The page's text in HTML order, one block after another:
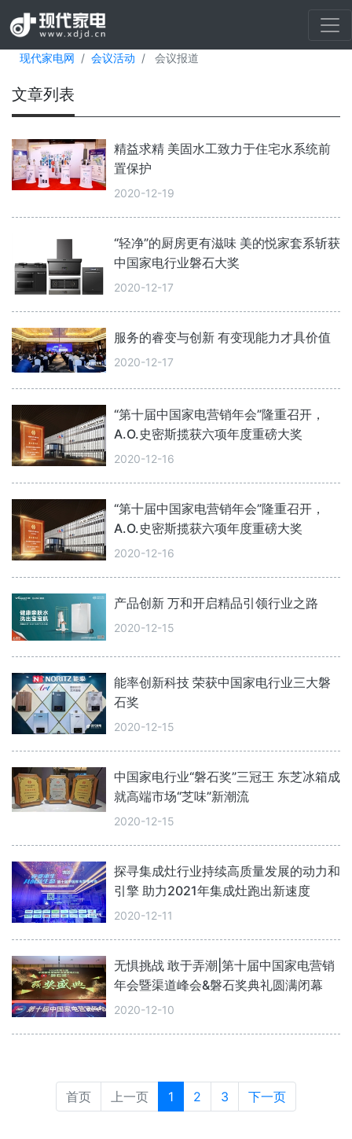
现代家电网 会议活动 会议报道
文章列表
精益求精 美固水工致力于住宅水系统前
置保护
2020-12-19
“轻净”的厨房更有滋味 美的悦家套系斩获
中国家电行业磐石大奖
2020-12-17
服务的睿变与创新 有变现能力才具价值
2020-12-17
“第十届中国家电营销年会”隆重召开，
A.O.史密斯揽获六项年度重磅大奖
2020-12-16
“第十届中国家电营销年会”隆重召开，
A.O.史密斯揽获六项年度重磅大奖
2020-12-16
产品创新 万和开启精品引领行业之路
2020-12-15
能率创新科技 荣获中国家电行业三大磐
石奖
2020-12-15
中国家电行业“磐石奖”三冠王 东芝冰箱成
就高端市场“芝味”新潮流
2020-12-15
探寻集成灶行业持续高质量发展的动力和
引擎 助力2021年集成灶跑出新速度
2020-12-11
无惧挑战 敢于弄潮|第十届中国家电营销
年会暨渠道峰会&磐石奖典礼圆满闭幕
2020-12-10
首页 上一页 1 2 3 下一页